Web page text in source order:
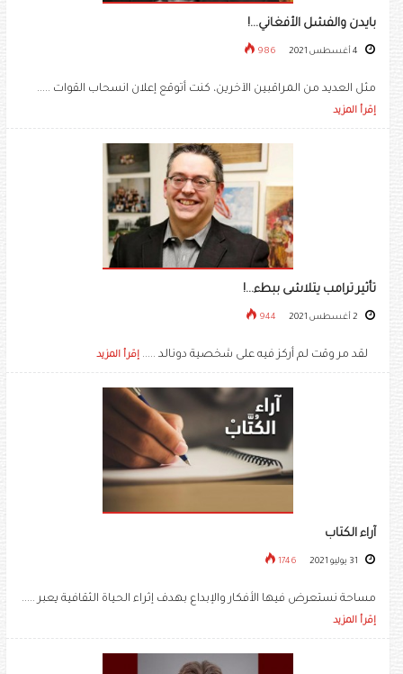
بايدن والفشل الأفغاني...!
986
مثل العديد من المراقبين الآخرين، كنت أتوقع إعلان انسحاب القوات .....
إقرأ المزيد
تأثير ترامب يتلاشى ببطء...!
944
لقد مر وقت لم أركز فيه على شخصية دونالد ..... إقرأ المزيد
آراء الكتاب
1746
مساحة نستعرض فيها الأفكار والإبداع بهدف إثراء الحياة الثقافية يعبر .....
إقرأ المزيد